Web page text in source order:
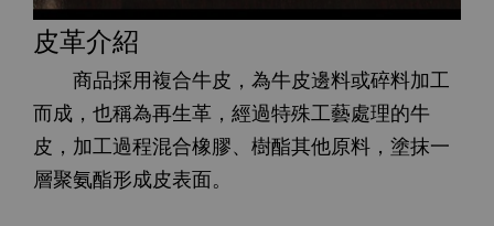
皮革介紹
商品採用複合牛皮，為牛皮邊料或碎料加工
而成，也稱為再生革，經過特殊工藝處理的牛
皮，加工過程混合橡膠、樹酯其他原料，塗抹一
層聚氨酯形成皮表面。